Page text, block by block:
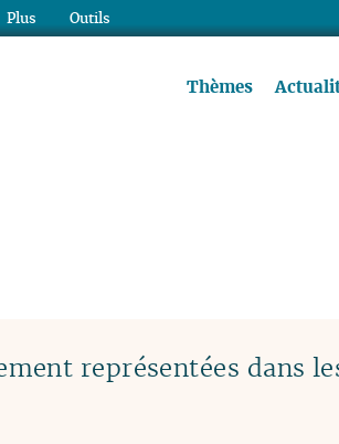
Thèmes
représentées dans
Plus Outils